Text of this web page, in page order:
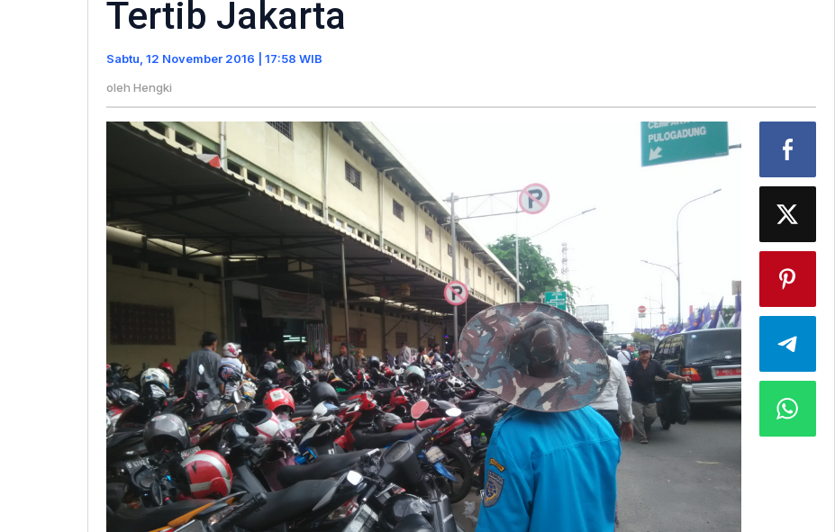
Terabaikan
Tertib
Jakarta
Tertib Jakarta
Sabtu, 12 November 2016 | 17:58 WIB
oleh Hengki